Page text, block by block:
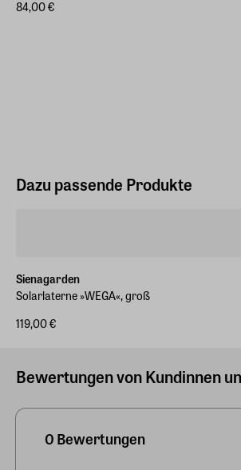
84,00 €
Dazu passende Produkte
Sienagarden
Solarlaterne »WEGA«, groß
119,00 €
Bewertungen von Kundinnen
0 Bewertungen